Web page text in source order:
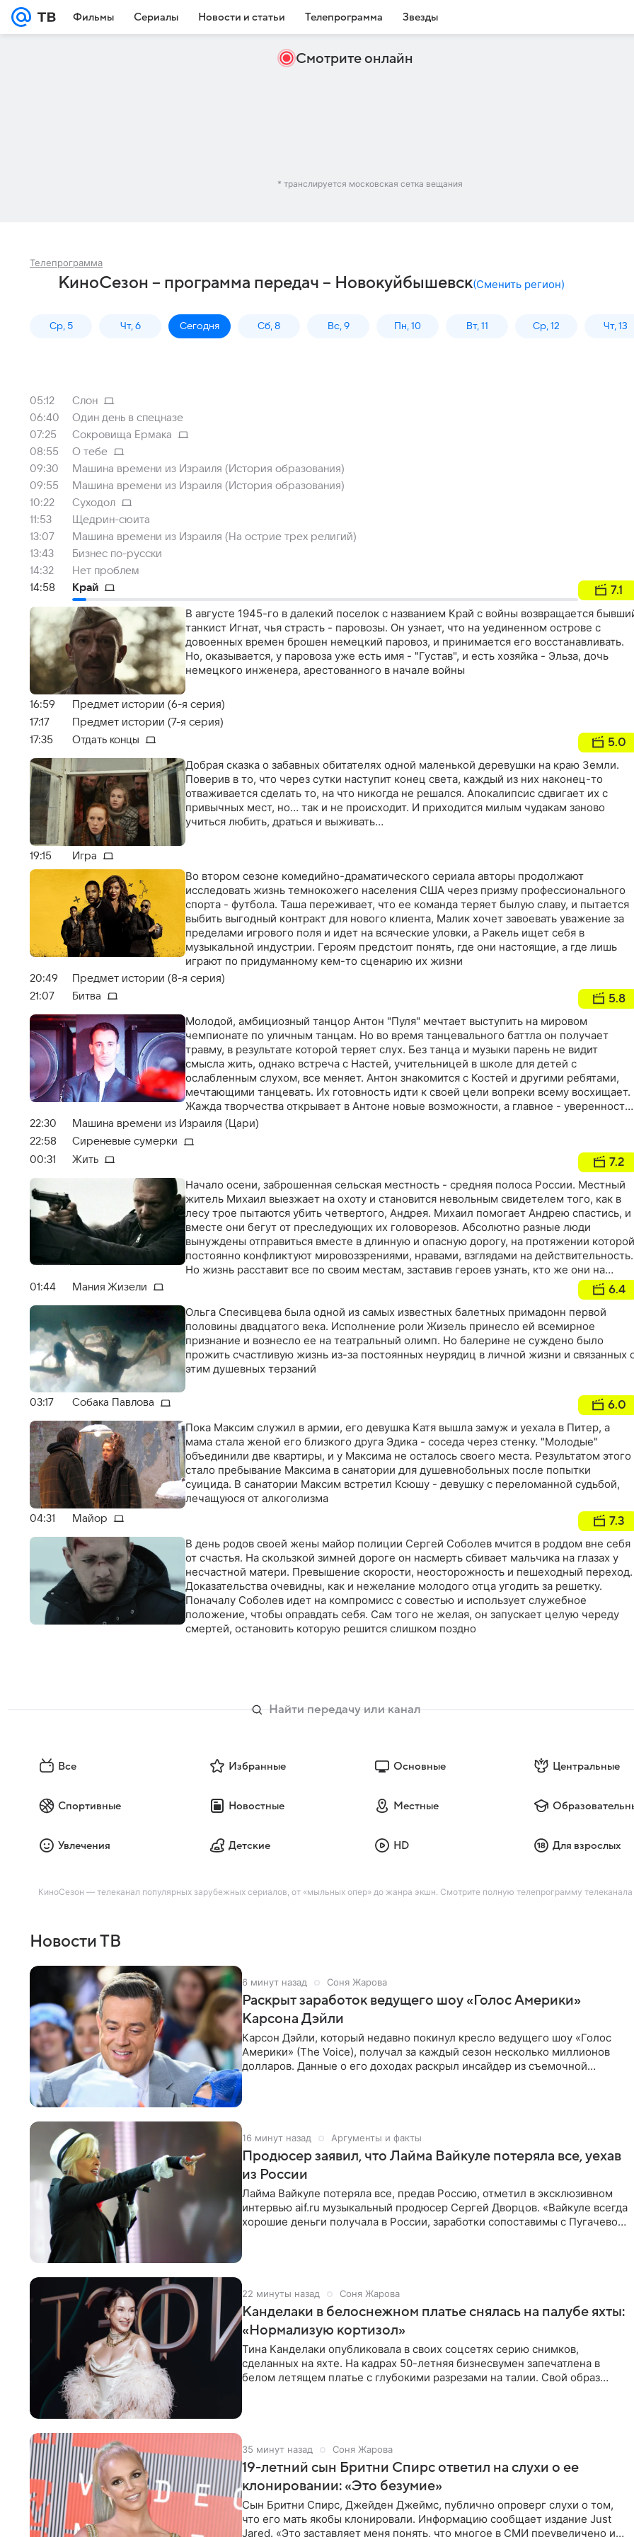
Фильмы Сериалы Новости и статьи Телепрограмма Звезды
Смотрите онлайн
* транслируется московская сетка вещания
Телепрограмма
КиноСезон – программа передач – Новокуйбышевск(Сменить регион)
Ср, 5 Чт, 6 Сегодня Сб, 8 Вс, 9 Пн, 10 Вт, 11 Ср, 12 Чт, 13
05:12
Слон
06:40
Один день в спецназе
07:25
Сокровища Ермака
08:55
О тебе
09:30
Машина времени из Израиля (История образования)
09:55
Машина времени из Израиля (История образования)
10:22
Суходол
11:53
Щедрин-сюита
13:07
Машина времени из Израиля (На острие трех религий)
13:43
Бизнес по-русски
14:32
Нет проблем
14:58
Край 7.1
В августе 1945-го в далекий поселок с названием Край с войны возвращается
танкист Игнат, чья страсть - паровозы. Он узнает, что на уединенном острове с
довоенных времен брошен немецкий паровоз, и принимается его восстанавливать.
Но, оказывается, у паровоза уже есть имя - "Густав", и есть хозяйка - Эльза, дочь
немецкого инженера, арестованного в начале войны
16:59
Предмет истории (6-я серия)
17:17
Предмет истории (7-я серия)
17:35
Отдать концы 5.0
Добрая сказка о забавных обитателях одной маленькой деревушки на краю Земли.
Поверив в то, что через сутки наступит конец света, каждый из них наконец-то
отваживается сделать то, на что никогда не решался. Апокалипсис сдвигает их с
привычных мест, но… так и не происходит. И приходится милым чудакам заново
учиться любить, драться и выживать…
19:15 Игра
Во втором сезоне комедийно-драматического сериала авторы продолжают
исследовать жизнь темнокожего населения США через призму профессионального
спорта - футбола. Таша переживает, что ее команда теряет былую славу, и пытается
выбить выгодный контракт для нового клиента, Малик хочет завоевать уважение за
пределами игрового поля и идет на всяческие уловки, а Ракель ищет себя в
музыкальной индустрии. Героям предстоит понять, где они настоящие, а где лишь
играют по придуманному кем-то сценарию их жизни
20:49
Предмет истории (8-я серия)
21:07
Битва 5.8
Молодой, амбициозный танцор Антон "Пуля" мечтает выступить на мировом
чемпионате по уличным танцам. Но во время танцевального баттла он получает
травму, в результате которой теряет слух. Без танца и музыки парень не видит
смысла жить, однако встреча с Настей, учительницей в школе для детей с
ослабленным слухом, все меняет. Антон знакомится с Костей и другими ребятами,
мечтающими танцевать. Их готовность идти к своей цели вопреки всему восхищает.
Жажда творчества открывает в Антоне новые возможности, а главное - уверенность
в том, что для танца нет преград
22:30
Машина времени из Израиля (Цари)
22:58
Сиреневые сумерки
00:31
Жить 7.2
Начало осени, заброшенная сельская местность - средняя полоса России. Местный
житель Михаил выезжает на охоту и становится невольным свидетелем того, как в
лесу трое пытаются убить четвертого, Андрея. Михаил помогает Андрею спастись, и
вместе они бегут от преследующих их головорезов. Абсолютно разные люди
вынуждены отправиться вместе в длинную и опасную дорогу, на протяжении которой
постоянно конфликтуют мировоззрениями, нравами, взглядами на действительность.
Но жизнь расставит все по своим местам, заставив героев узнать, кто же они на
01:44 Мания Жизели 6.4
Ольга Спесивцева была одной из самых известных балетных примадонн первой
половины двадцатого века. Исполнение роли Жизель принесло ей всемирное
признание и вознесло ее на театральный олимп. Но балерине не суждено было
прожить счастливую жизнь из-за постоянных неурядиц в личной жизни и связанных
этим душевных терзаний
03:17 Собака Павлова 6.0
Пока Максим служил в армии, его девушка Катя вышла замуж и уехала в Питер, а
мама стала женой его близкого друга Эдика - соседа через стенку. "Молодые"
объединили две квартиры, и у Максима не осталось своего места. Результатом этого
стало пребывание Максима в санатории для душевнобольных после попытки
суицида. В санатории Максим встретил Ксюшу - девушку с переломанной судьбой,
лечащуюся от алкоголизма
04:31 Майор 7.3
В день родов своей жены майор полиции Сергей Соболев мчится в роддом вне себя
от счастья. На скользкой зимней дороге он насмерть сбивает мальчика на глазах у
несчастной матери. Превышение скорости, неосторожность и пешеходный переход.
Доказательства очевидны, как и нежелание молодого отца угодить за решетку.
Поначалу Соболев идет на компромисс с совестью и использует служебное
положение, чтобы оправдать себя. Сам того не желая, он запускает целую череду
смертей, остановить которую решится слишком поздно
Все Избранные Основные Центральные
Спортивные Новостные Местные
Увлечения Детские HD Для взрослых
КиноСезон — телеканал популярных зарубежных сериалов, от «мыльных опер» до жанра экшн. Смотрите полную телепрограмму
Новости ТВ
6 минут назад Соня Жарова
Раскрыт заработок ведущего шоу «Голос Америки»
Карсона Дэйли
Карсон Дэйли, который недавно покинул кресло ведущего шоу «Голос
Америки» (The Voice), получал за каждый сезон несколько миллионов
долларов. Данные о его доходах раскрыл инсайдер из съемочной
16 минут назад Аргументы и факты
Продюсер заявил, что Лайма Вайкуле потеряла все, уехав
из России
Лайма Вайкуле потеряла все, предав Россию, отметил в эксклюзивном
интервью aif.ru музыкальный продюсер Сергей Дворцов. «Вайкуле всегда
хорошие деньги получала в России, заработки сопоставимы с Пугачевой,
22 минуты назад Соня Жарова
Канделаки в белоснежном платье снялась на палубе яхты:
«Нормализую кортизол»
Тина Канделаки опубликовала в своих соцсетях серию снимков,
сделанных на яхте. На кадрах 50-летняя бизнесвумен запечатлена в
белом летящем платье с глубокими разрезами на талии. Свой образ
35 минут назад Соня Жарова
19-летний сын Бритни Спирс ответил на слухи о ее
клонировании: «Это безумие»
Сын Бритни Спирс, Джейден Джеймс, публично опроверг слухи о том,
что его мать якобы клонировали. Информацию сообщает издание Just
Jared. «Это заставляет меня понять, что многое в СМИ преувеличено и